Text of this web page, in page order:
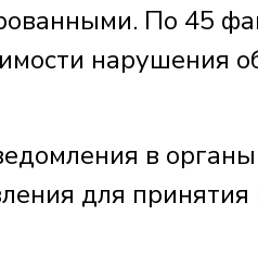
По 45
нарушения
в
для